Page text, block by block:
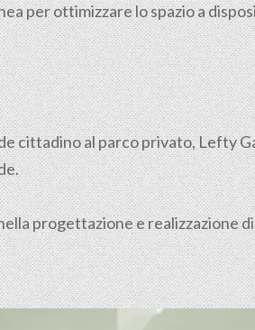
per ottimizzare lo spazio a
cittadino al parco privato, Lefty
progettazione e realizzazione